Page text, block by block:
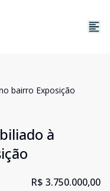
bairro Exposição
à
R$ 3.750.000,00